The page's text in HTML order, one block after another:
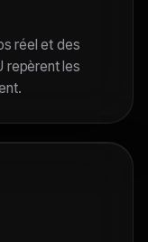
réel et des
repèrent les